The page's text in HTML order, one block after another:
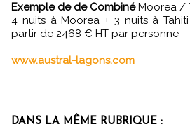
Exemple de de CombinéMoorea /
4 nuits à Moorea + 3 nuits à
partir de 2468 € HT par personne
www.austral-lagons.com
DANS LA MÊME RUBRIQUE :